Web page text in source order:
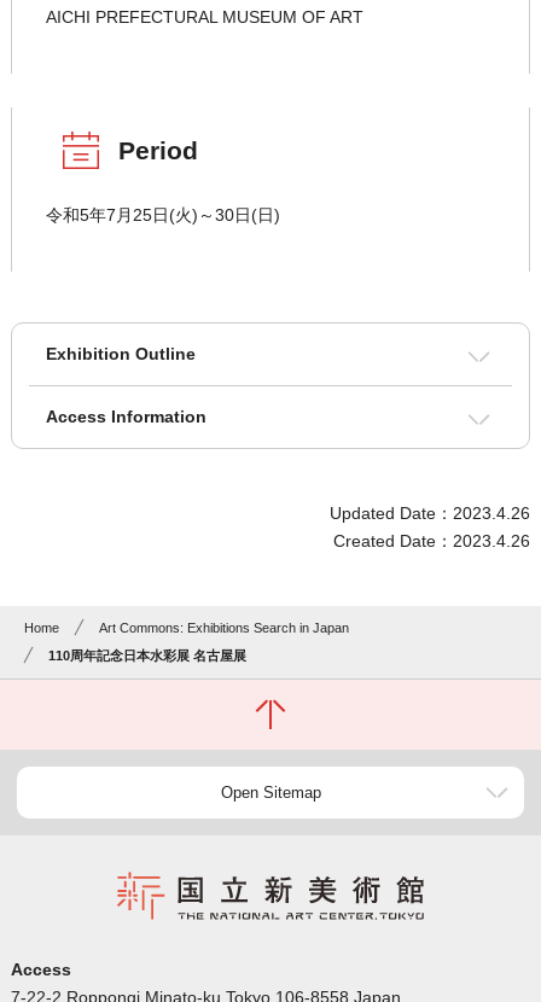
AICHI PREFECTURAL MUSEUM OF ART
Period
令和5年7月25日(火)～30日(日)
Exhibition Outline
Access Information
Updated Date：2023.4.26
Created Date：2023.4.26
Home
Art Commons: Exhibitions Search in Japan
110周年記念日本水彩展 名古屋展
Open Sitemap
Access
7-22-2 Roppongi Minato-ku Tokyo 106-8558 Japan